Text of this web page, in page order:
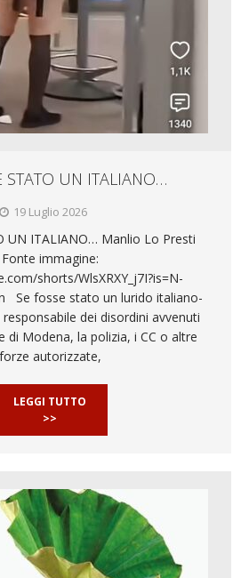
STATO UN ITALIANO…
19 Luglio 2026
UN ITALIANO… Manlio Lo Presti
Fonte immagine:
shorts/WlsXRXY_j7I?is=N-
Se fosse stato un lurido italiano-
dei disordini avvenuti
di Modena, la polizia, i CC o altre
forze autorizzate,
LEGGI TUTTO
>>